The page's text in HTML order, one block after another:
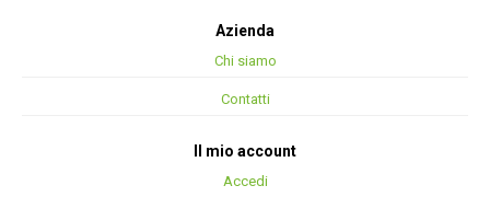
Azienda
Chi siamo
Contatti
Il mio account
Accedi